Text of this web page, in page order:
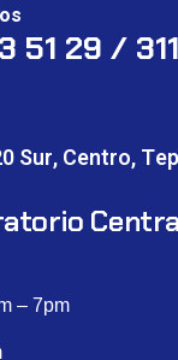
51 29 /
Sur, Centro,
– 7pm